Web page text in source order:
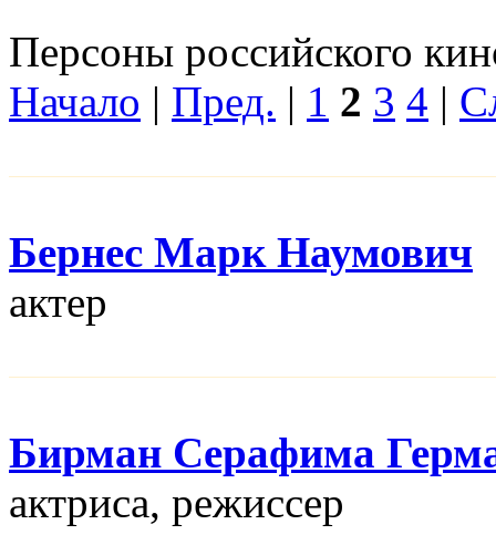
Персоны российского
Начало | Пред. | 1 2 3 4 |
Бернес Марк Наумович
актер
Бирман Серафима
актриса, режисcер